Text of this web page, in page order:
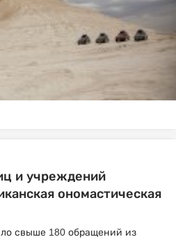
и учреждений
ономастическая
свыше 180 обращений из